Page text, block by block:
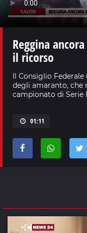
Reggina
il ricorso
Il Consiglio
degli amaranto, che
campionato di Serie
01:11